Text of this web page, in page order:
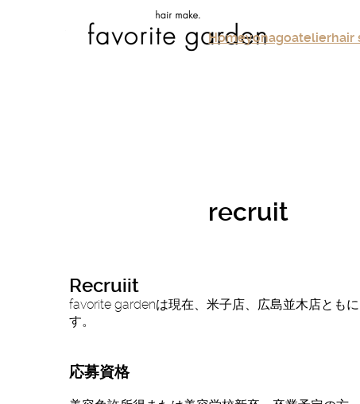
Homeyonagoatelierhair
recruit
Recruiit
favorite gardenは現在、米子店、広島並木店とも
す。
応募資格